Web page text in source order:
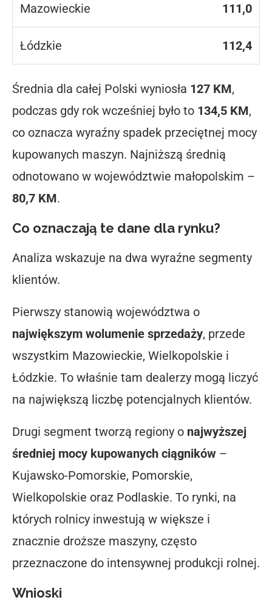
Mazowieckie 111,0
Łódzkie 112,4
Średnia dla całej Polski wyniosła 127 KM,
podczas gdy rok wcześniej było to 134,5 KM,
co oznacza wyraźny spadek przeciętnej mocy
kupowanych maszyn. Najniższą średnią
odnotowano w województwie małopolskim –
80,7 KM.
Co oznaczają te dane dla rynku?
Analiza wskazuje na dwa wyraźne segmenty
klientów.
Pierwszy stanowią województwa o
największym wolumenie sprzedaży, przede
wszystkim Mazowieckie, Wielkopolskie i
Łódzkie. To właśnie tam dealerzy mogą liczyć
na największą liczbę potencjalnych klientów.
Drugi segment tworzą regiony o najwyższej
średniej mocy kupowanych ciągników –
Kujawsko-Pomorskie, Pomorskie,
Wielkopolskie oraz Podlaskie. To rynki, na
których rolnicy inwestują w większe i
znacznie droższe maszyny, często
przeznaczone do intensywnej produkcji rolnej.
Wnioski